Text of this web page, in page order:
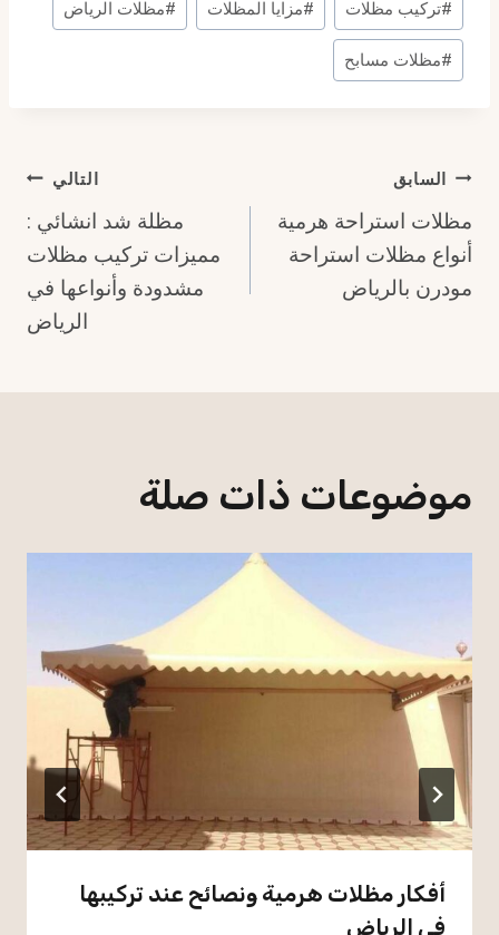
#تركيب مظلات #مزايا المظلات #مظلات الرياض
#مظلات مسابح
تصفّح
المقالات
السابق
مظلات استراحة هرمية
أنواع مظلات استراحة
مودرن بالرياض
التالي
مظلة شد انشائي :
مميزات تركيب مظلات
مشدودة وأنواعها في
الرياض
موضوعات ذات صلة
أفكار مظلات هرمية ونصائح عند تركيبها
في الرياض